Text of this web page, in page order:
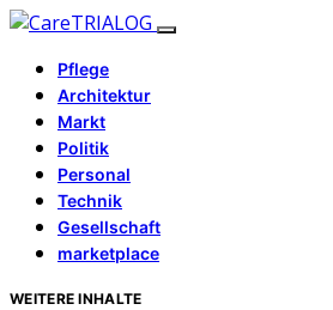
Pflege
Architektur
Markt
Politik
Personal
Technik
Gesellschaft
marketplace
WEITERE INHALTE